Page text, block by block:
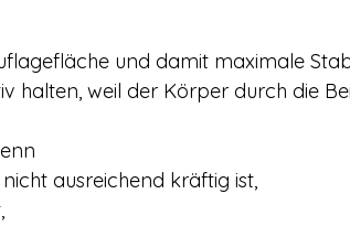
und damit maximale
halten, weil der Körper durch die
ausreichend kräftig ist,